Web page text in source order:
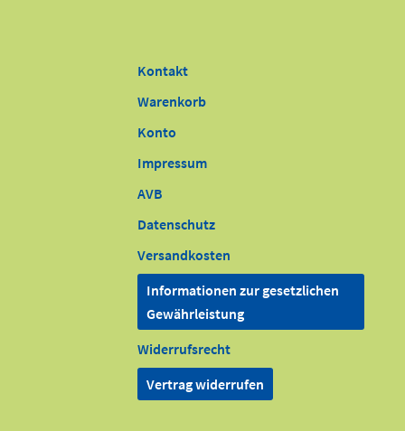
Kontakt
Warenkorb
Konto
Impressum
AVB
Datenschutz
Versandkosten
Informationen zur gesetzlichen
Gewährleistung
Widerrufsrecht
Vertrag widerrufen